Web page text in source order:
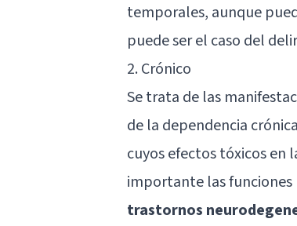
temporales, aunque
puede ser el caso del
2. Crónico
Se trata de las
de la dependencia
cuyos efectos tóxicos en
importante las funciones
trastornos